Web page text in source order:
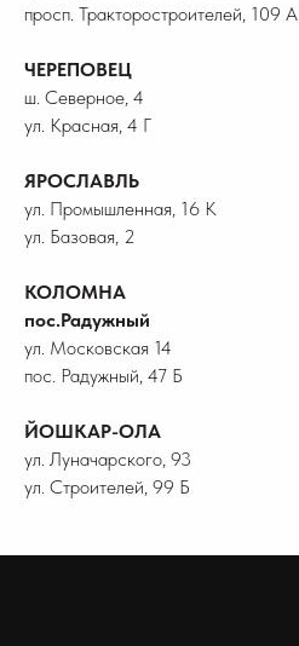
просп. Тракторостроителей, 109 А
ЧЕРЕПОВЕЦ
ш. Северное, 4
ул. Красная, 4 Г
ЯРОСЛАВЛЬ
ул. Промышленная, 16 К
ул. Базовая, 2
КОЛОМНА
пос.Радужный
ул. Московская 14
пос. Радужный, 47 Б
ЙОШКАР-ОЛА
ул. Луначарского, 93
ул. Строителей, 99 Б